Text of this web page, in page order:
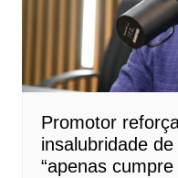
Promotor
insalubridade
“apenas cumpre